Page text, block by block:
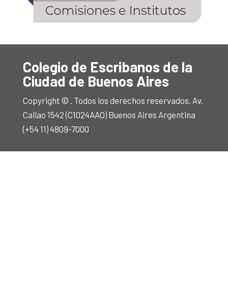
Colegio de Escribanos de la
Ciudad de Buenos Aires
Copyright © . Todos los derechos reservados. Av.
Callao 1542 (C1024AAO) Buenos Aires Argentina
(+54 11) 4809-7000